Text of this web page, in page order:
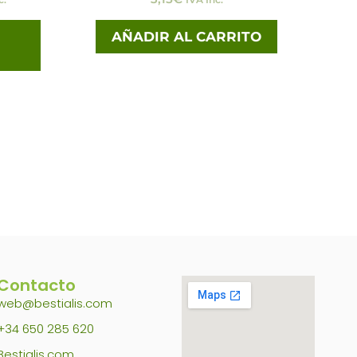
AÑADIR AL CARRITO
650 285 620